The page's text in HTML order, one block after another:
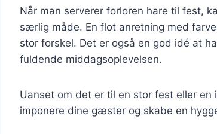
Når man serverer forloren hare til fest,
særlig måde. En flot anretning med
stor forskel. Det er også en god idé at
fuldende middagsoplevelsen.
Uanset om det er til en stor fest eller
imponere dine gæster og skabe en